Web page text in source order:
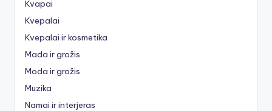
Kvapai
Kvepalai
Kvepalai ir kosmetika
Mada ir grožis
Moda ir grožis
Muzika
Namai ir interjeras